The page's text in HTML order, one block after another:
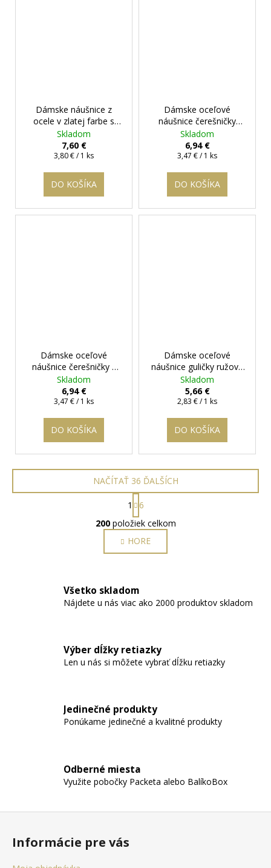
Dámske náušnice z
ocele v zlatej farbe s
brúseným
smaragdovým očkom
darčeková krabička
Skladom
7,60 €
Jednotková
3,80 € / 1 ks
DO KOŠÍKA
Dámske oceľové
náušnice čerešničky
čierne+ darčeková
krabička zadarmo
Skladom
6,94 €
Jednotková
3,47 € / 1 ks
DO KOŠÍKA
Dámske oceľové
náušnice čerešničky v
zlatej farbe+ darčeková
krabička zadarmo
Skladom
6,94 €
Jednotková
3,47 € / 1 ks
DO KOŠÍKA
Dámske oceľové
náušnice guličky ružové
- 6 mm+ darčeková
krabička zadarmo
Skladom
5,66 €
Jednotková
2,83 € / 1 ks
DO KOŠÍKA
O
v
l
á
c
i
r
v
v
ý
p
u
NAČÍTAŤ 36 ĎALŠÍCH
S
t
r
á
n
k
a
n
1
6
200položiek celkom
HORE
Všetko skladom
Nájdete u nás viac ako 2000 produktov skladom
Výber dĺžky retiazky
Len u nás si môžete vybrať dĺžku retiazky
Jedinečné produkty
Ponúkame jedinečné a kvalitné produkty
Odberné miesta
Využite pobočky Packeta alebo BalíkoBox
Informácie pre vás